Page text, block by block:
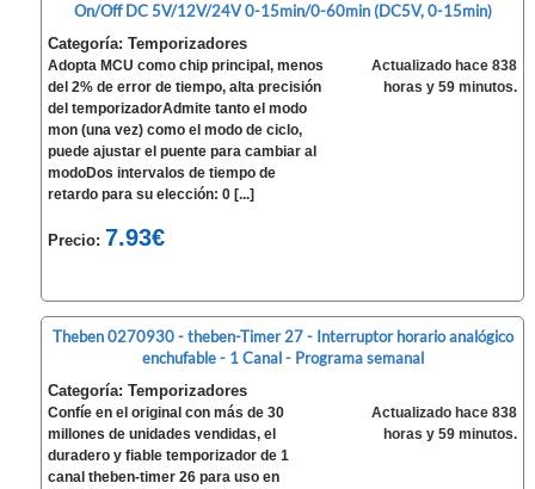
On/Off DC 5V/12V/24V 0-15min/0-60min (DC5V, 0-15min)
Categoría: Temporizadores
Adopta MCU como chip principal, menos
del 2% de error de tiempo, alta precisión
del temporizadorAdmite tanto el modo
mon (una vez) como el modo de ciclo,
puede ajustar el puente para cambiar al
modoDos intervalos de tiempo de
retardo para su elección: 0 [...]
Precio: 7.93€
Actualizado hace 838
horas y 59 minutos.
Theben 0270930 - theben-Timer 27 - Interruptor horario analógico
enchufable - 1 Canal - Programa semanal
Categoría: Temporizadores
Confíe en el original con más de 30
millones de unidades vendidas, el
duradero y fiable temporizador de 1
canal theben-timer 26 para uso en
Actualizado hace 838
horas y 59 minutos.